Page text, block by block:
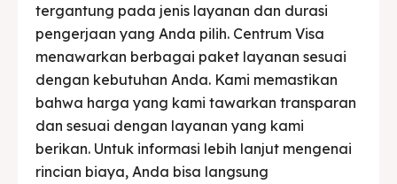
tergantung pada jenis layanan dan durasi
pengerjaan yang Anda pilih. Centrum Visa
menawarkan berbagai paket layanan sesuai
dengan kebutuhan Anda. Kami memastikan
bahwa harga yang kami tawarkan transparan
dan sesuai dengan layanan yang kami
berikan. Untuk informasi lebih lanjut mengenai
rincian biaya, Anda bisa langsung